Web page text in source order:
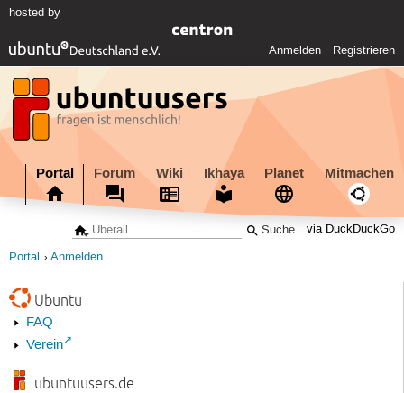
hosted by
Anmelden Registrieren
Portal Forum Wiki Ikhaya Planet Mitmachen
via DuckDuckGo
Portal Anmelden
Ubuntu
FAQ
Verein
ubuntuusers.de